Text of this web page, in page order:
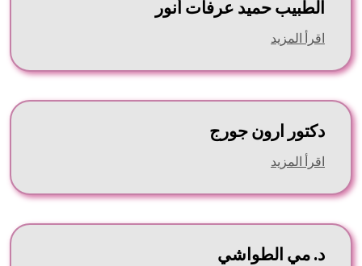
الطبيب حميد عرفات أنور
اقرأ المزيد
دكتور ارون جورج
اقرأ المزيد
د. مي الطواشي